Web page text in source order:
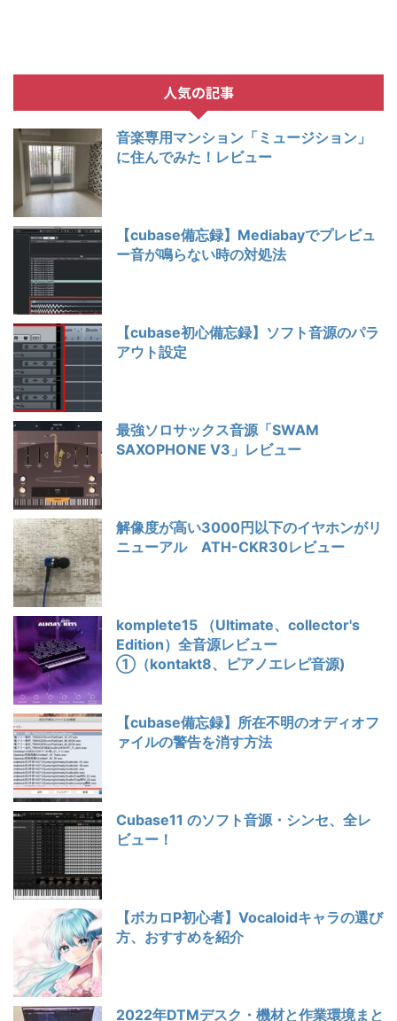
人気の記事
音楽専用マンション「ミュージション」
に住んでみた！レビュー
【cubase備忘録】Mediabayでプレビュ
ー音が鳴らない時の対処法
【cubase初心備忘録】ソフト音源のパラ
アウト設定
最強ソロサックス音源「SWAM
SAXOPHONE V3」レビュー
解像度が高い3000円以下のイヤホンがリ
ニューアル ATH-CKR30レビュー
komplete15 （Ultimate、collector's
Edition）全音源レビュー
①（kontakt8、ピアノエレピ音源)
【cubase備忘録】所在不明のオディオフ
ァイルの警告を消す方法
Cubase11 のソフト音源・シンセ、全レ
ビュー！
【ボカロP初心者】Vocaloidキャラの選び
方、おすすめを紹介
2022年DTMデスク・機材と作業環境まと